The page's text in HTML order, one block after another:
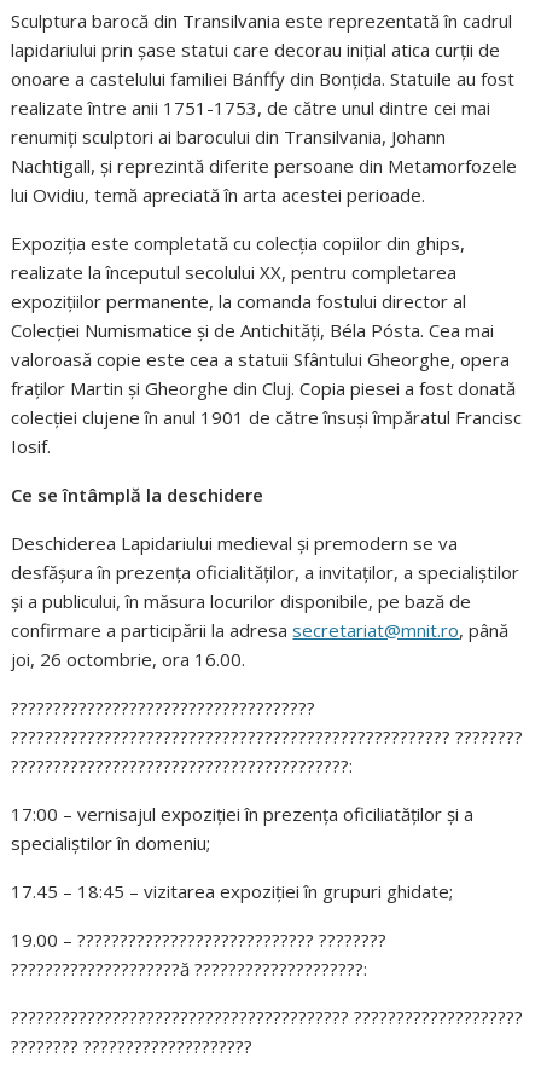
Sculptura barocă din Transilvania este reprezentată în cadrul
lapidariului prin șase statui care decorau inițial atica curții de
onoare a castelului familiei Bánffy din Bonţida. Statuile au fost
realizate între anii 1751-1753, de către unul dintre cei mai
renumiți sculptori ai barocului din Transilvania, Johann
Nachtigall, și reprezintă diferite persoane din Metamorfozele
lui Ovidiu, temă apreciată în arta acestei perioade.
Expoziția este completată cu colecția copiilor din ghips,
realizate la începutul secolului XX, pentru completarea
expozițiilor permanente, la comanda fostului director al
Colecției Numismatice și de Antichități, Béla Pósta. Cea mai
valoroasă copie este cea a statuii Sfântului Gheorghe, opera
fraţilor Martin şi Gheorghe din Cluj. Copia piesei a fost donată
colecției clujene în anul 1901 de către însuși împăratul Francisc
Iosif.
Ce se întâmplă la deschidere
Deschiderea Lapidariului medieval și premodern se va
desfășura în prezența oficialităților, a invitaților, a specialiștilor
și a publicului, în măsura locurilor disponibile, pe bază de
confirmare a participării la adresasecretariat@mnit.ro, până
joi, 26 octombrie, ora 16.00.
????????????????????????????????????
???????????????????????????????????????????????????? ????????
????????????????????????????????????????:
17:00 – vernisajul expoziției în prezența oficiliatăților și a
specialiștilor în domeniu;
17.45 – 18:45 – vizitarea expoziției în grupuri ghidate;
19.00 –???????????????????????????? ????????
????????????????????ă????????????????????:
???????????????????????????????????????? ????????????????????
???????? ????????????????????